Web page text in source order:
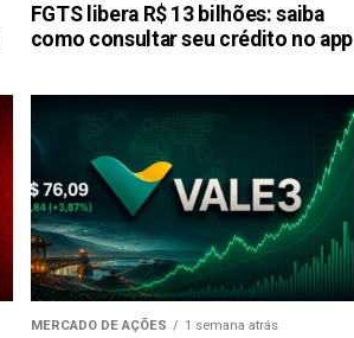
FGTS libera R$ 13 bilhões: saiba
como consultar seu crédito no app
MERCADO DE AÇÕES 1 semana atrás